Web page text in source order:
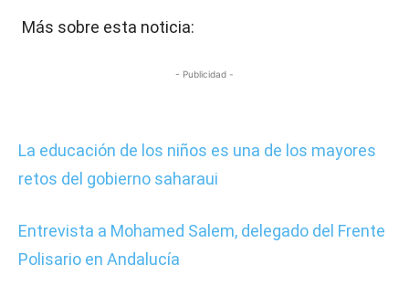
Más sobre esta noticia:
- Publicidad -
La educación de los niños es una de los mayores
retos del gobierno saharaui
Entrevista a Mohamed Salem, delegado del Frente
Polisario en Andalucía